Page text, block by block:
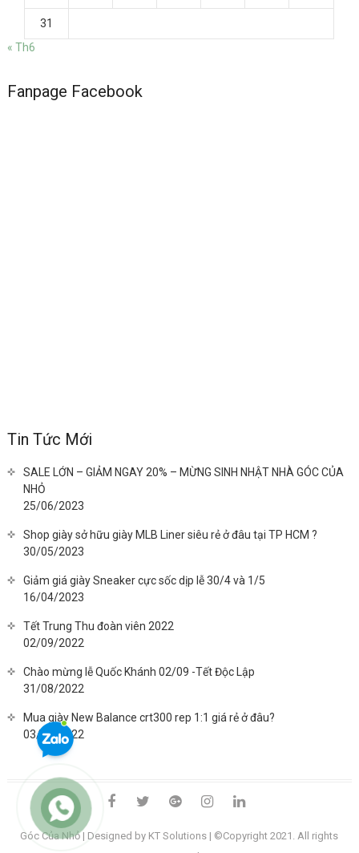
31
« Th6
Fanpage Facebook
Tin Tức Mới
SALE LỚN – GIẢM NGAY 20% – MỪNG SINH NHẬT NHÀ GÓC CỦA
NHỎ
25/06/2023
Shop giày sở hữu giày MLB Liner siêu rẻ ở đâu tại TP HCM ?
30/05/2023
Giảm giá giày Sneaker cực sốc dịp lễ 30/4 và 1/5
16/04/2023
Tết Trung Thu đoàn viên 2022
02/09/2022
Chào mừng lễ Quốc Khánh 02/09 -Tết Độc Lập
31/08/2022
Mua giày New Balance crt300 rep 1:1 giá rẻ ở đâu?
03/08/2022
facebooktwittergoogleinstagramlinkedin
Góc Của Nhỏ| Designed by KT Solutions | ©Copyright 2021. All rights